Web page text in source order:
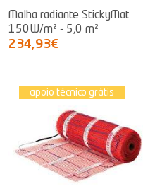
Malha radiante StickyMat
150W/m² - 5,0 m²
234,93€
apoio técnico grátis